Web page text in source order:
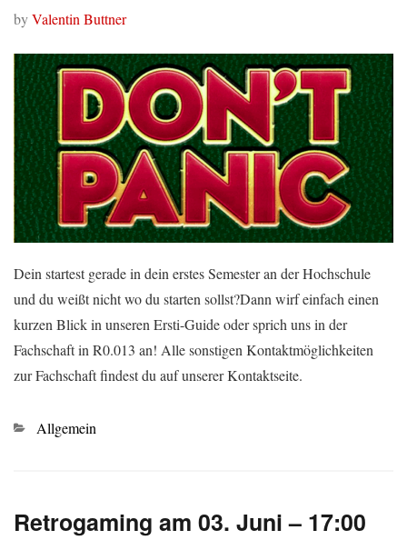
byValentin Buttner
Dein startest gerade in dein erstes Semester an der Hochschule
und du weißt nicht wo du starten sollst?Dann wirf einfach einen
kurzen Blick in unseren Ersti-Guide oder sprich uns in der
Fachschaft in R0.013 an! Alle sonstigen Kontaktmöglichkeiten
zur Fachschaft findest du auf unserer Kontaktseite.
Kategorien
Allgemein
Retrogaming am 03. Juni – 17:00